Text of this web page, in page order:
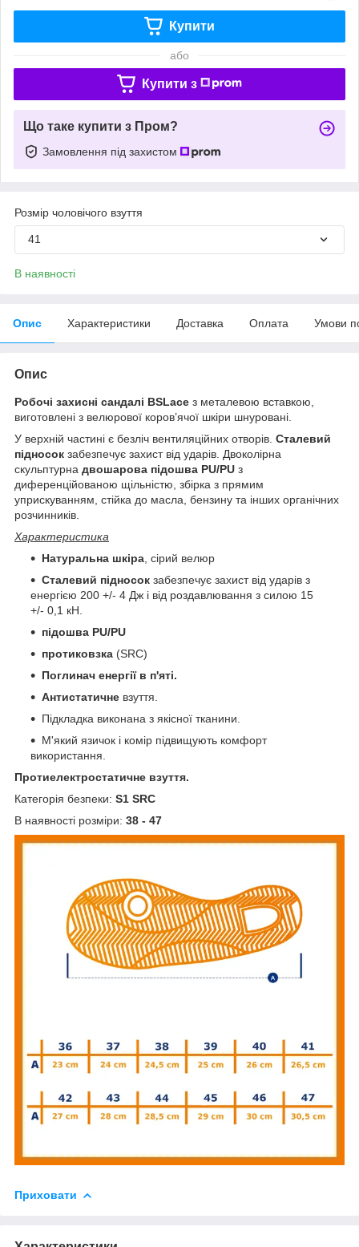
Купити
або
Купити з
Що таке купити з Пром?
Замовлення під захистом
Розмір чоловічого взуття
41
В наявності
Опис Характеристики Доставка Оплата Умови
Опис
Робочі захисні сандалі BSLace з металевою вставкою,
виготовлені з велюрової коров’ячої шкіри шнуровані.
У верхній частині є безліч вентиляційних отворів. Сталевий
підносок забезпечує захист від ударів. Двоколірна
скульптурна двошарова підошва PU/PU з
диференційованою щільністю, збірка з прямим
уприскуванням, стійка до масла, бензину та інших органічних
розчинників.
Характеристика
Натуральна шкіра , сірий велюр
Сталевий підносок забезпечує захист від ударів з
енергією 200 +/- 4 Дж і від роздавлювання з силою 15
+/- 0,1 кН.
підошва PU/PU
протиковзка (SRC)
Поглинач енергії в п'яті.
Антистатичне взуття.
Підкладка виконана з якісної тканини.
М'який язичок і комір підвищують комфорт
використання.
Протиелектростатичне взуття.
Категорія безпеки: S1 SRC
В наявності розміри: 38 - 47
Приховати